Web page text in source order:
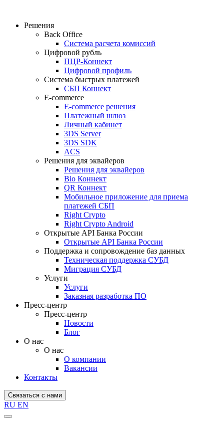
Решения
Back Office
Система расчета комиссий
Цифровой рубль
ПЦР-Коннект
Цифровой профиль
Система быстрых платежей
СБП Коннект
E-commerce
E-commerce решения
Платежный шлюз
Личный кабинет
3DS Server
3DS SDK
ACS
Решения для эквайеров
Решения для эквайеров
Bio Коннект
QR Коннект
Мобильное приложение для приема
платежей СБП
Right Crypto
Right Crypto Android
Открытые API Банка России
Открытые API Банка России
Поддержка и сопровождение баз данных
Техническая поддержка СУБД
Миграция СУБД
Услуги
Услуги
Заказная разработка ПО
Пресс-центр
Пресс-центр
Новости
Блог
О нас
О нас
О компании
Вакансии
Контакты
Связаться с нами
RU EN